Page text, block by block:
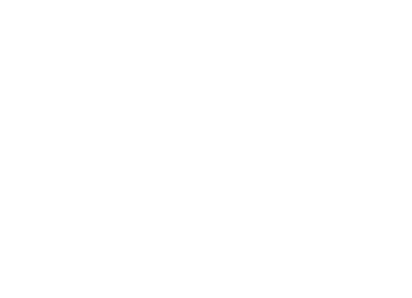
的合法权益，请联系本站我们会及时删除。
自行鉴别，做一个有主见和判断力的用户。
，否则产生的一切后果将由下载用户自行承担。